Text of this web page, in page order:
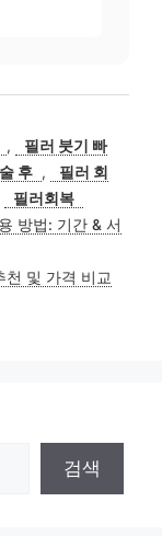
,
필러 붓기 빠
후 ,
필러 회
필러회복
방법: 기간 & 서
천 및 가격 비교
검색